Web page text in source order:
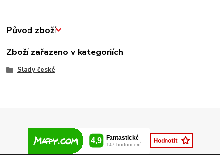
Původ zboží
Zboží zařazeno v kategoriích
Slady české